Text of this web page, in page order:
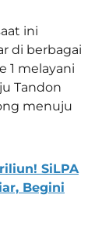
ini
di berbagai
1 melayani
Tandon
menuju
SiLPA
Begini